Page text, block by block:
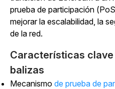
prueba de participación
mejorar la escalabilidad, la
de la red.
Características
balizas
Mecanismo de prueba de